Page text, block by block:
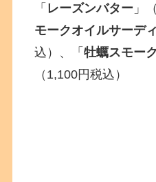
「 レーズンバター 」
モークオイルサーデ
込）、「牡蠣スモー
（1,100円税込）